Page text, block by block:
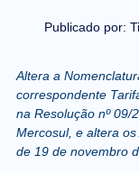
Publicado por:
Altera a
correspondente
na Resolução nº 09/
Mercosul, e altera os
de 19 de novembro